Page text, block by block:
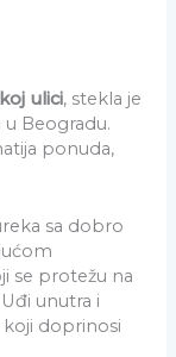
ulici, stekla je
Beogradu.
ponuda,
sa dobro
se protežu na
unutra i
koji doprinosi